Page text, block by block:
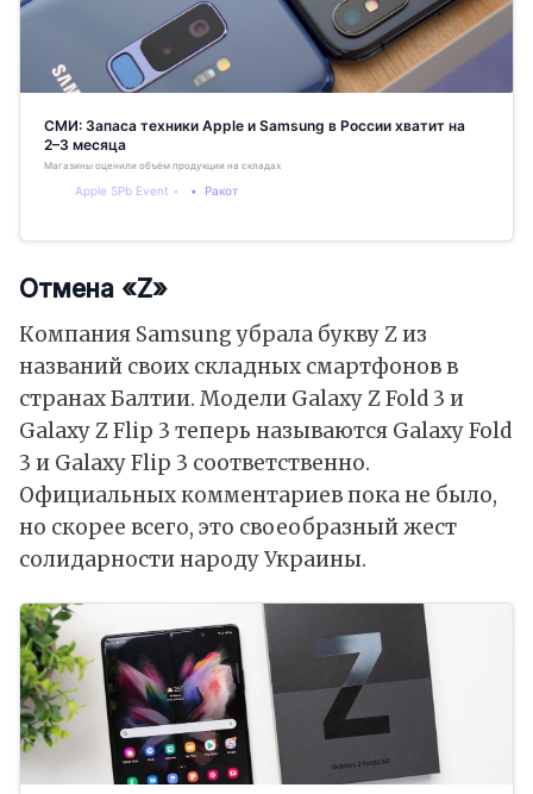
СМИ: Запаса техники Apple и Samsung в России хватит на
2–3 месяца
Магазины оценили объём продукции на складах
Apple SPb Event Ракот
Отмена «Z»
Компания Samsung убрала букву Z из
названий своих складных смартфонов в
странах Балтии. Модели Galaxy Z Fold 3 и
Galaxy Z Flip 3 теперь называются Galaxy Fold
3 и Galaxy Flip 3 соответственно.
Официальных комментариев пока не было,
но скорее всего, это своеобразный жест
солидарности народу Украины.